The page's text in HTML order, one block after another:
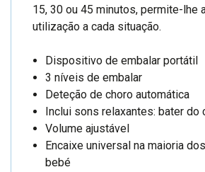
15, 30 ou 45 minutos, permite-lhe
utilização a cada situação.
Dispositivo de embalar portátil
3 níveis de embalar
Deteção de choro automática
Inclui sons relaxantes: bater do
Volume ajustável
Encaixe universal na maioria
bebé